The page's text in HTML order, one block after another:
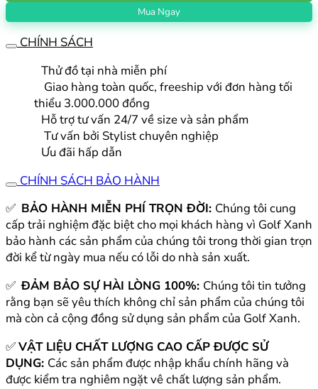
tay
Titleist
lượng
Mua Ngay
CHÍNH SÁCH
Thử đồ tại nhà miễn phí
Giao hàng toàn quốc, freeship với đơn hàng tối
thiểu 3.000.000 đồng
Hỗ trợ tư vấn 24/7 về size và sản phẩm
Tư vấn bởi Stylist chuyên nghiệp
Ưu đãi hấp dẫn
CHÍNH SÁCH BẢO HÀNH
✅ BẢO HÀNH MIỄN PHÍ TRỌN ĐỜI: Chúng tôi cung
cấp trải nghiệm đặc biệt cho mọi khách hàng vì Golf Xanh
bảo hành các sản phẩm của chúng tôi trong thời gian trọn
đời kể từ ngày mua nếu có lỗi do nhà sản xuất.
✅ĐẢM BẢO SỰ HÀI LÒNG 100%: Chúng tôi tin tưởng
rằng bạn sẽ yêu thích không chỉ sản phẩm của chúng tôi
mà còn cả cộng đồng sử dụng sản phẩm của Golf Xanh.
✅VẬT LIỆU CHẤT LƯỢNG CAO CẤP ĐƯỢC SỬ
DỤNG: Các sản phẩm được nhập khẩu chính hãng và
được kiểm tra nghiêm ngặt vê chất lượng sản phẩm.